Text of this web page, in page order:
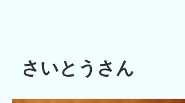
さいとうさん